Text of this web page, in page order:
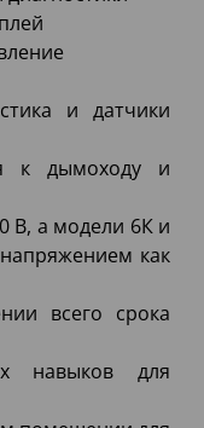
и датчики
к дымоходу и
В, а модели 6К и
как
всего срока
навыков для